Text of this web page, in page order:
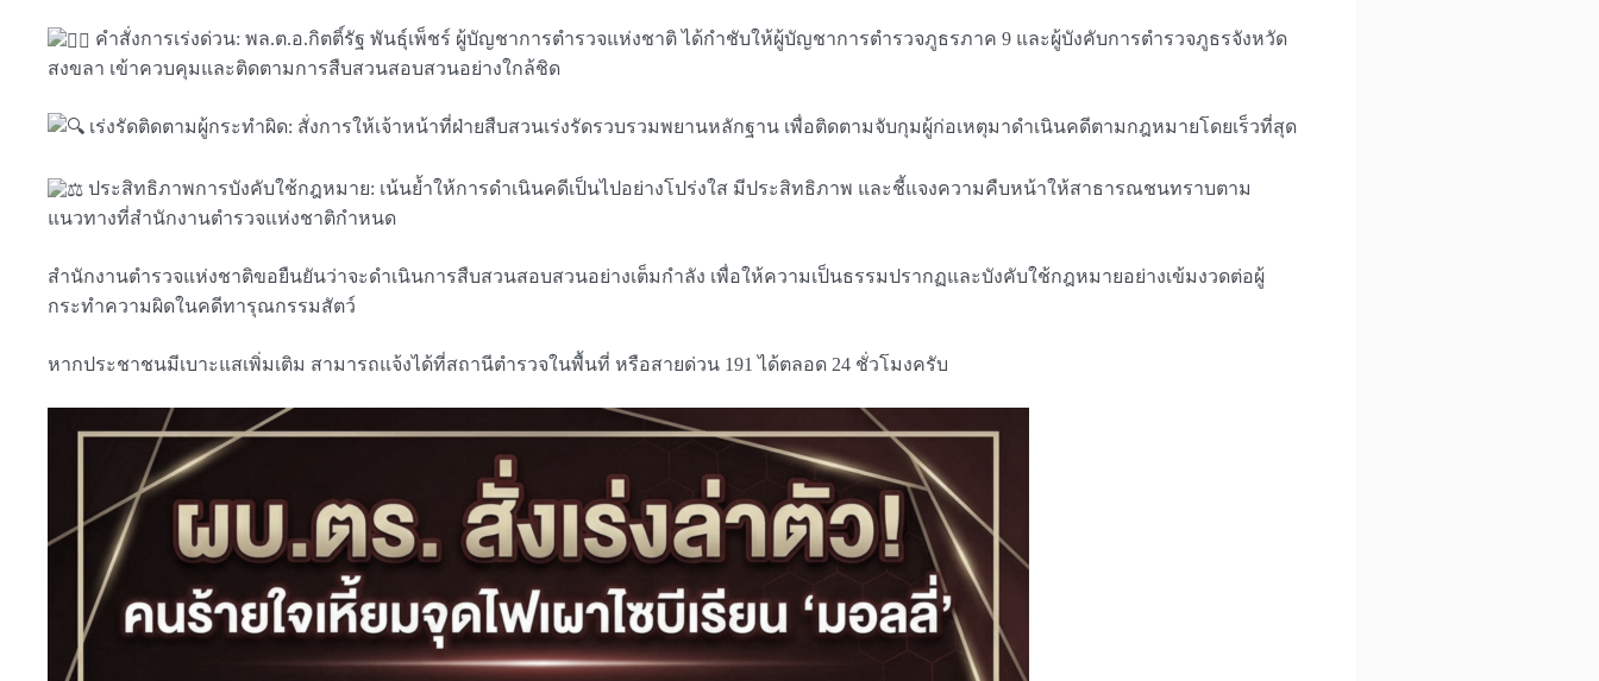
คำสั่งการเร่งด่วน: พล.ต.อ.กิตติ์รัฐ พันธุ์เพ็ชร์ ผู้บัญชาการตำรวจแห่งชาติ ได้กำชับให้ผู้บัญชาการตำรวจภูธรภาค 9 และผู้บังคับการตำรวจภูธรจังหวัด
สงขลา เข้าควบคุมและติดตามการสืบสวนสอบสวนอย่างใกล้ชิด
เร่งรัดติดตามผู้กระทำผิด: สั่งการให้เจ้าหน้าที่ฝ่ายสืบสวนเร่งรัดรวบรวมพยานหลักฐาน เพื่อติดตามจับกุมผู้ก่อเหตุมาดำเนินคดีตามกฎหมายโดยเร็วที่สุด
ประสิทธิภาพการบังคับใช้กฎหมาย: เน้นย้ำให้การดำเนินคดีเป็นไปอย่างโปร่งใส มีประสิทธิภาพ และชี้แจงความคืบหน้าให้สาธารณชนทราบตาม
แนวทางที่สำนักงานตำรวจแห่งชาติกำหนด
สำนักงานตำรวจแห่งชาติขอยืนยันว่าจะดำเนินการสืบสวนสอบสวนอย่างเต็มกำลัง เพื่อให้ความเป็นธรรมปรากฏและบังคับใช้กฎหมายอย่างเข้มงวดต่อผู้
กระทำความผิดในคดีทารุณกรรมสัตว์
หากประชาชนมีเบาะแสเพิ่มเติม สามารถแจ้งได้ที่สถานีตำรวจในพื้นที่ หรือสายด่วน 191 ได้ตลอด 24 ชั่วโมงครับ